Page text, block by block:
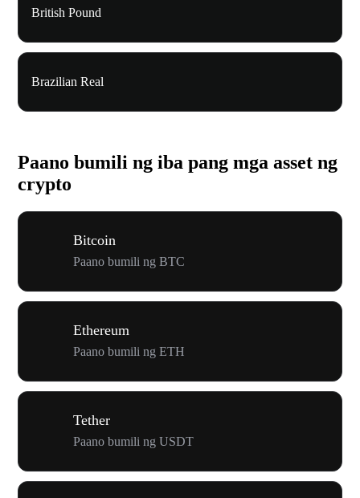
British Pound
Brazilian Real
Paano bumili ng iba pang mga asset ng
crypto
Bitcoin
Paano bumili ng BTC
Ethereum
Paano bumili ng ETH
Tether
Paano bumili ng USDT